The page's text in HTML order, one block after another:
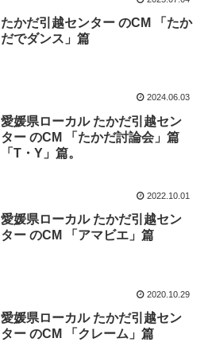
たかだ引越センター のCM 「たか
だでダンス」篇
2024.06.03
愛媛県ローカル たかだ引越セン
ター のCM 「たかだ討論会」篇
「T・Y」篇。
2022.10.01
愛媛県ローカル たかだ引越セン
ター のCM 「アマビエ」篇
2020.10.29
愛媛県ローカル たかだ引越セン
ター のCM 「クレーム」篇